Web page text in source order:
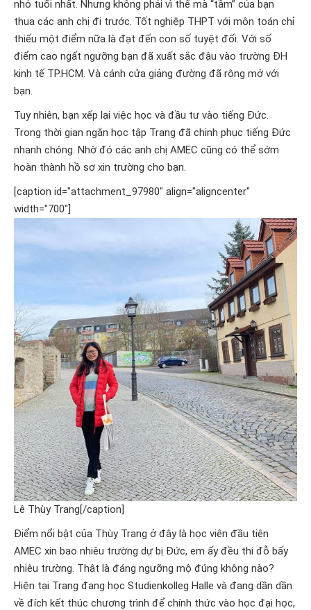
nhỏ tuổi nhất. Nhưng không phải vì thế mà “tầm” của bạn
thua các anh chị đi trước. Tốt nghiệp THPT với môn toán chỉ
thiếu một điểm nữa là đạt đến con số tuyệt đối. Với số
điểm cao ngất ngưỡng bạn đã xuất sắc đậu vào trường ĐH
kinh tế TP.HCM. Và cánh cửa giảng đường đã rộng mở với
bạn.
Tuy nhiên, bạn xếp lại việc học và đầu tư vào tiếng Đức.
Trong thời gian ngắn học tập Trang đã chinh phục tiếng Đức
nhanh chóng. Nhờ đó các anh chị AMEC cũng có thể sớm
hoàn thành hồ sơ xin trường cho bạn.
[caption id="attachment_97980" align="aligncenter"
width="700"]
Lê Thùy Trang[/caption]
Điểm nổi bật của Thùy Trang ở đây là học viên đầu tiên
AMEC xin bao nhiêu trường dự bị Đức, em ấy đều thi đỗ bấy
nhiêu trường. Thật là đáng ngưỡng mộ đúng không nào?
Hiện tại Trang đang học Studienkolleg Halle và đang dần dần
về đích kết thúc chương trình để chính thức vào học đại học,